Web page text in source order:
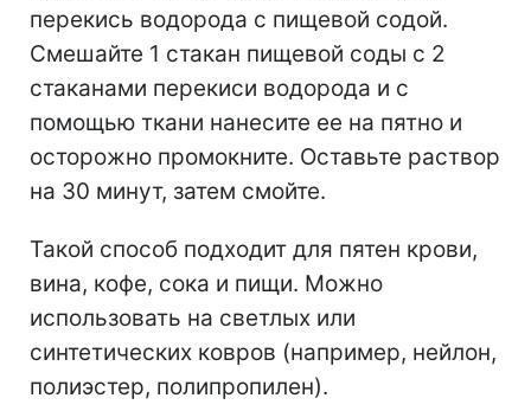
перекись водорода с пищевой содой.
Смешайте 1 стакан пищевой соды с 2
стаканами перекиси водорода и с
помощью ткани нанесите ее на пятно и
осторожно промокните. Оставьте раствор
на 30 минут, затем смойте.
Такой способ подходит для пятен крови,
вина, кофе, сока и пищи. Можно
использовать на светлых или
синтетических ковров (например, нейлон,
полиэстер, полипропилен).